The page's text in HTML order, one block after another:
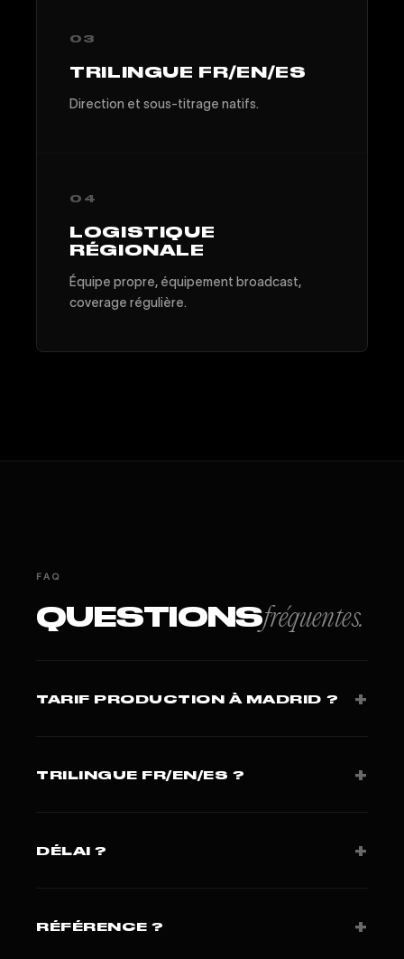
03
TRILINGUE FR/EN/ES
Direction et sous-titrage natifs.
04
LOGISTIQUE
RÉGIONALE
Équipe propre, équipement broadcast,
coverage régulière.
FAQ
QUESTIONSfréquentes.
TARIF PRODUCTION À MADRID ? +
TRILINGUE FR/EN/ES ? +
DÉLAI ? +
RÉFÉRENCE ? +